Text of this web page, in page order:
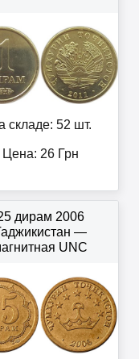
складе: 52 шт.
Цена: 26Грн
дирам 2006
—
UNC